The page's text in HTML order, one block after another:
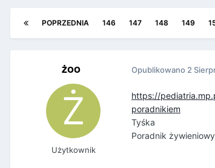
POPRZEDNIA 146 147 148 149
żoo
Użytkownik
Opublikowano 2
https://
poradnikiem
Tyśka
Poradnik